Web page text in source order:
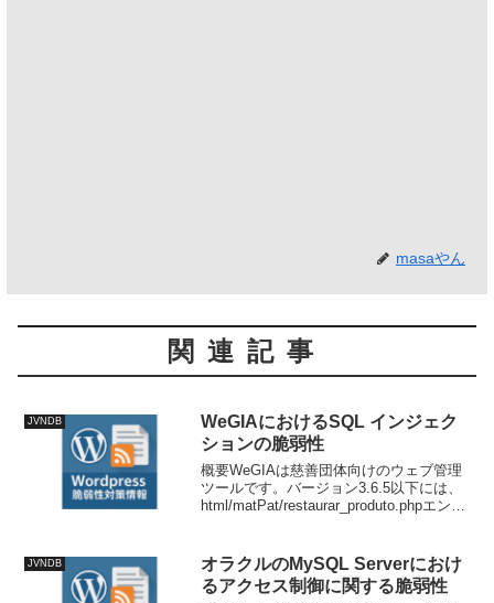
masaやん
関連記事
JVNDB
WeGIAにおけるSQL インジェク
ションの脆弱性
概要WeGIAは慈善団体向けのウェブ管理
ツールです。バージョン3.6.5以下には、
html/matPat/restaurar_produto.phpエンド
り、認証済み...
JVNDB
オラクルのMySQL Serverにおけ
るアクセス制御に関する脆弱性